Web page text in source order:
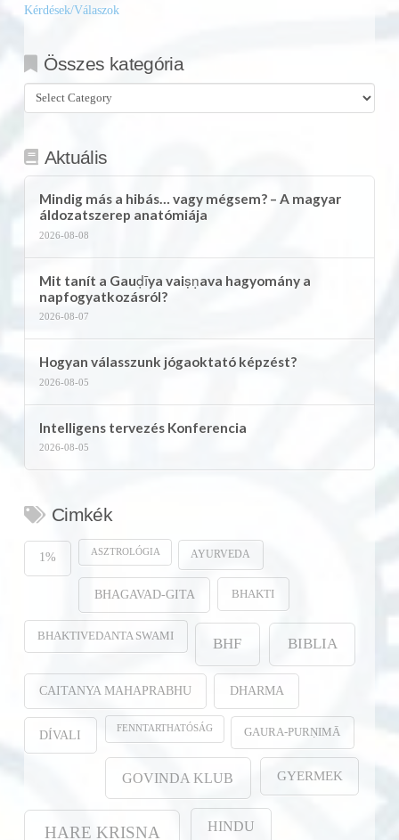
Kérdések/Válaszok
Összes kategória
Összes
kategória
Aktuális
Mindig más a hibás… vagy mégsem? – A magyar
áldozatszerep anatómiája
2026-08-08
Mit tanít a Gauḍīya vaiṣṇava hagyomány a
napfogyatkozásról?
2026-08-07
Hogyan válasszunk jógaoktató képzést?
2026-08-05
Intelligens tervezés Konferencia
2026-08-05
Cimkék
1% ASZTROLÓGIA AYURVEDA
BHAGAVAD-GITA BHAKTI
BHAKTIVEDANTA SWAMI BHF BIBLIA
CAITANYA MAHAPRABHU DHARMA
DÍVALI FENNTARTHATÓSÁG GAURA-PURṆIMĀ
GOVINDA KLUB GYERMEK
HARE KRISNA HINDU